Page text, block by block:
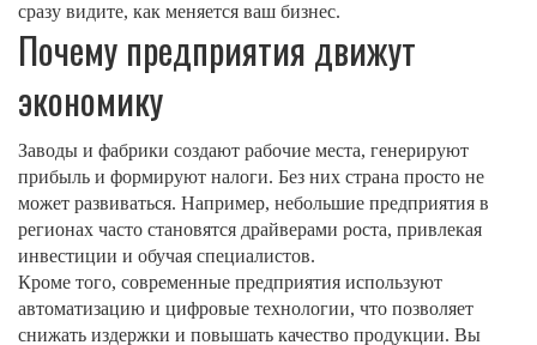
сразу видите, как меняется ваш бизнес.
Почему предприятия движут
экономику
Заводы и фабрики создают рабочие места, генерируют
прибыль и формируют налоги. Без них страна просто не
может развиваться. Например, небольшие предприятия в
регионах часто становятся драйверами роста, привлекая
инвестиции и обучая специалистов.
Кроме того, современные предприятия используют
автоматизацию и цифровые технологии, что позволяет
снижать издержки и повышать качество продукции. Вы